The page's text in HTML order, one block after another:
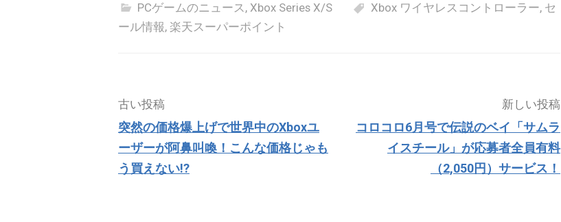
PCゲームのニュース, Xbox Series X/S Xbox ワイヤレスコントローラー, セ
ール情報, 楽天スーパーポイント
投
稿
ナ
ビ
ゲ
古い投稿
突然の価格爆上げで世界中のXboxユ
ーザーが阿鼻叫喚！こんな価格じゃも
う買えない!?
新しい投稿
コロコロ6月号で伝説のベイ「サムラ
イスチール」が応募者全員有料
（2,050円）サービス！